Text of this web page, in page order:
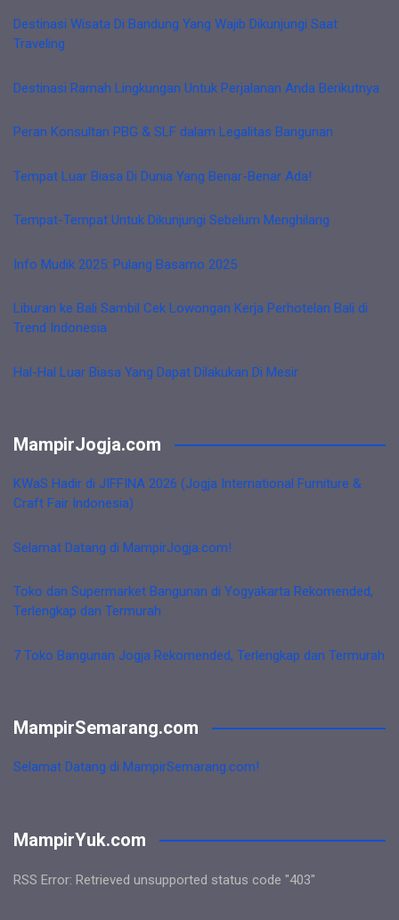
Destinasi Wisata Di Bandung Yang Wajib Dikunjungi Saat
Traveling
Destinasi Ramah Lingkungan Untuk Perjalanan Anda Berikutnya
Peran Konsultan PBG & SLF dalam Legalitas Bangunan
Tempat Luar Biasa Di Dunia Yang Benar-Benar Ada!
Tempat-Tempat Untuk Dikunjungi Sebelum Menghilang
Info Mudik 2025: Pulang Basamo 2025
Liburan ke Bali Sambil Cek Lowongan Kerja Perhotelan Bali di
Trend Indonesia
Hal-Hal Luar Biasa Yang Dapat Dilakukan Di Mesir
MampirJogja.com
KWaS Hadir di JIFFINA 2026 (Jogja International Furniture &
Craft Fair Indonesia)
Selamat Datang di MampirJogja.com!
Toko dan Supermarket Bangunan di Yogyakarta Rekomended,
Terlengkap dan Termurah
7 Toko Bangunan Jogja Rekomended, Terlengkap dan Termurah
MampirSemarang.com
Selamat Datang di MampirSemarang.com!
MampirYuk.com
RSS Error: Retrieved unsupported status code "403"